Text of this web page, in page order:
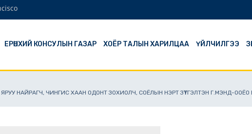
ЕРӨНХИЙ КОНСУЛЫН ГАЗАР ХОЁР ТАЛЫН ХАРИЛЦАА ҮЙЛЧИЛГЭЭ
НАЙРАГЧ, ЧИНГИС ХААН ОДОНТ ЗОХИОЛЧ, СОЁЛЫН НЭРТ ЗҮТГЭЛТЭН Г.МЭНД-